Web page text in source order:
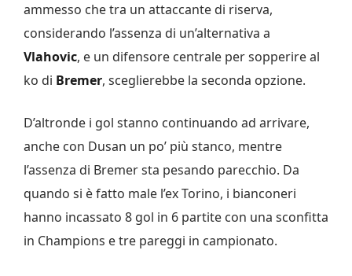
ammesso che tra un attaccante di riserva,
considerando l’assenza di un’alternativa a
Vlahovic, e un difensore centrale per sopperire al
ko di Bremer, sceglierebbe la seconda opzione.
D’altronde i gol stanno continuando ad arrivare,
anche con Dusan un po’ più stanco, mentre
l’assenza di Bremer sta pesando parecchio. Da
quando si è fatto male l’ex Torino, i bianconeri
hanno incassato 8 gol in 6 partite con una sconfitta
in Champions e tre pareggi in campionato.